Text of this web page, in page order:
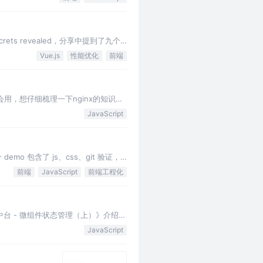
revealed，分享中提到了九个
Vue.js 性能优化 前端
，想仔细梳理一下nginx的知识。
JavaScript
包含了 js、css、git 验证，
前端 JavaScript 前端工程化
- 微组件状态管理（上）》介绍了
JavaScript